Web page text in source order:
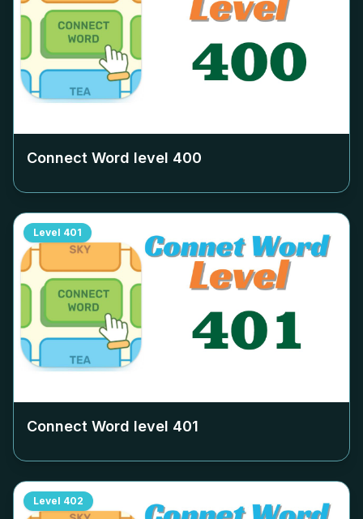
Connect Word level 400
Level 401
Connect Word level 401
Level 402